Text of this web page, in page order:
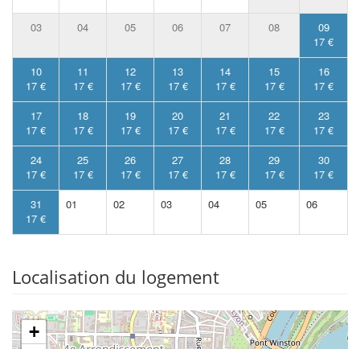
03 04 05 06 07 08
09
17 €
10
17 €
11
17 €
12
17 €
13
17 €
14
17 €
15
17 €
16
17 €
17
17 €
18
17 €
19
17 €
20
17 €
21
17 €
22
17 €
23
17 €
24
17 €
25
17 €
26
17 €
27
17 €
28
17 €
29
17 €
30
17 €
31
17 €
01 02 03 04 05 06
Localisation du logement
+